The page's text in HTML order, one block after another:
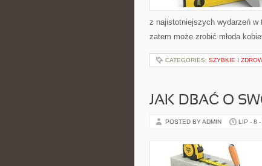
z najistotniejszych wydarzeń
zatem może zrobić młoda
CATEGORIES: SZYBKIE I
JAK DBAĆ O
POSTED BY ADMIN LIP - 8 -